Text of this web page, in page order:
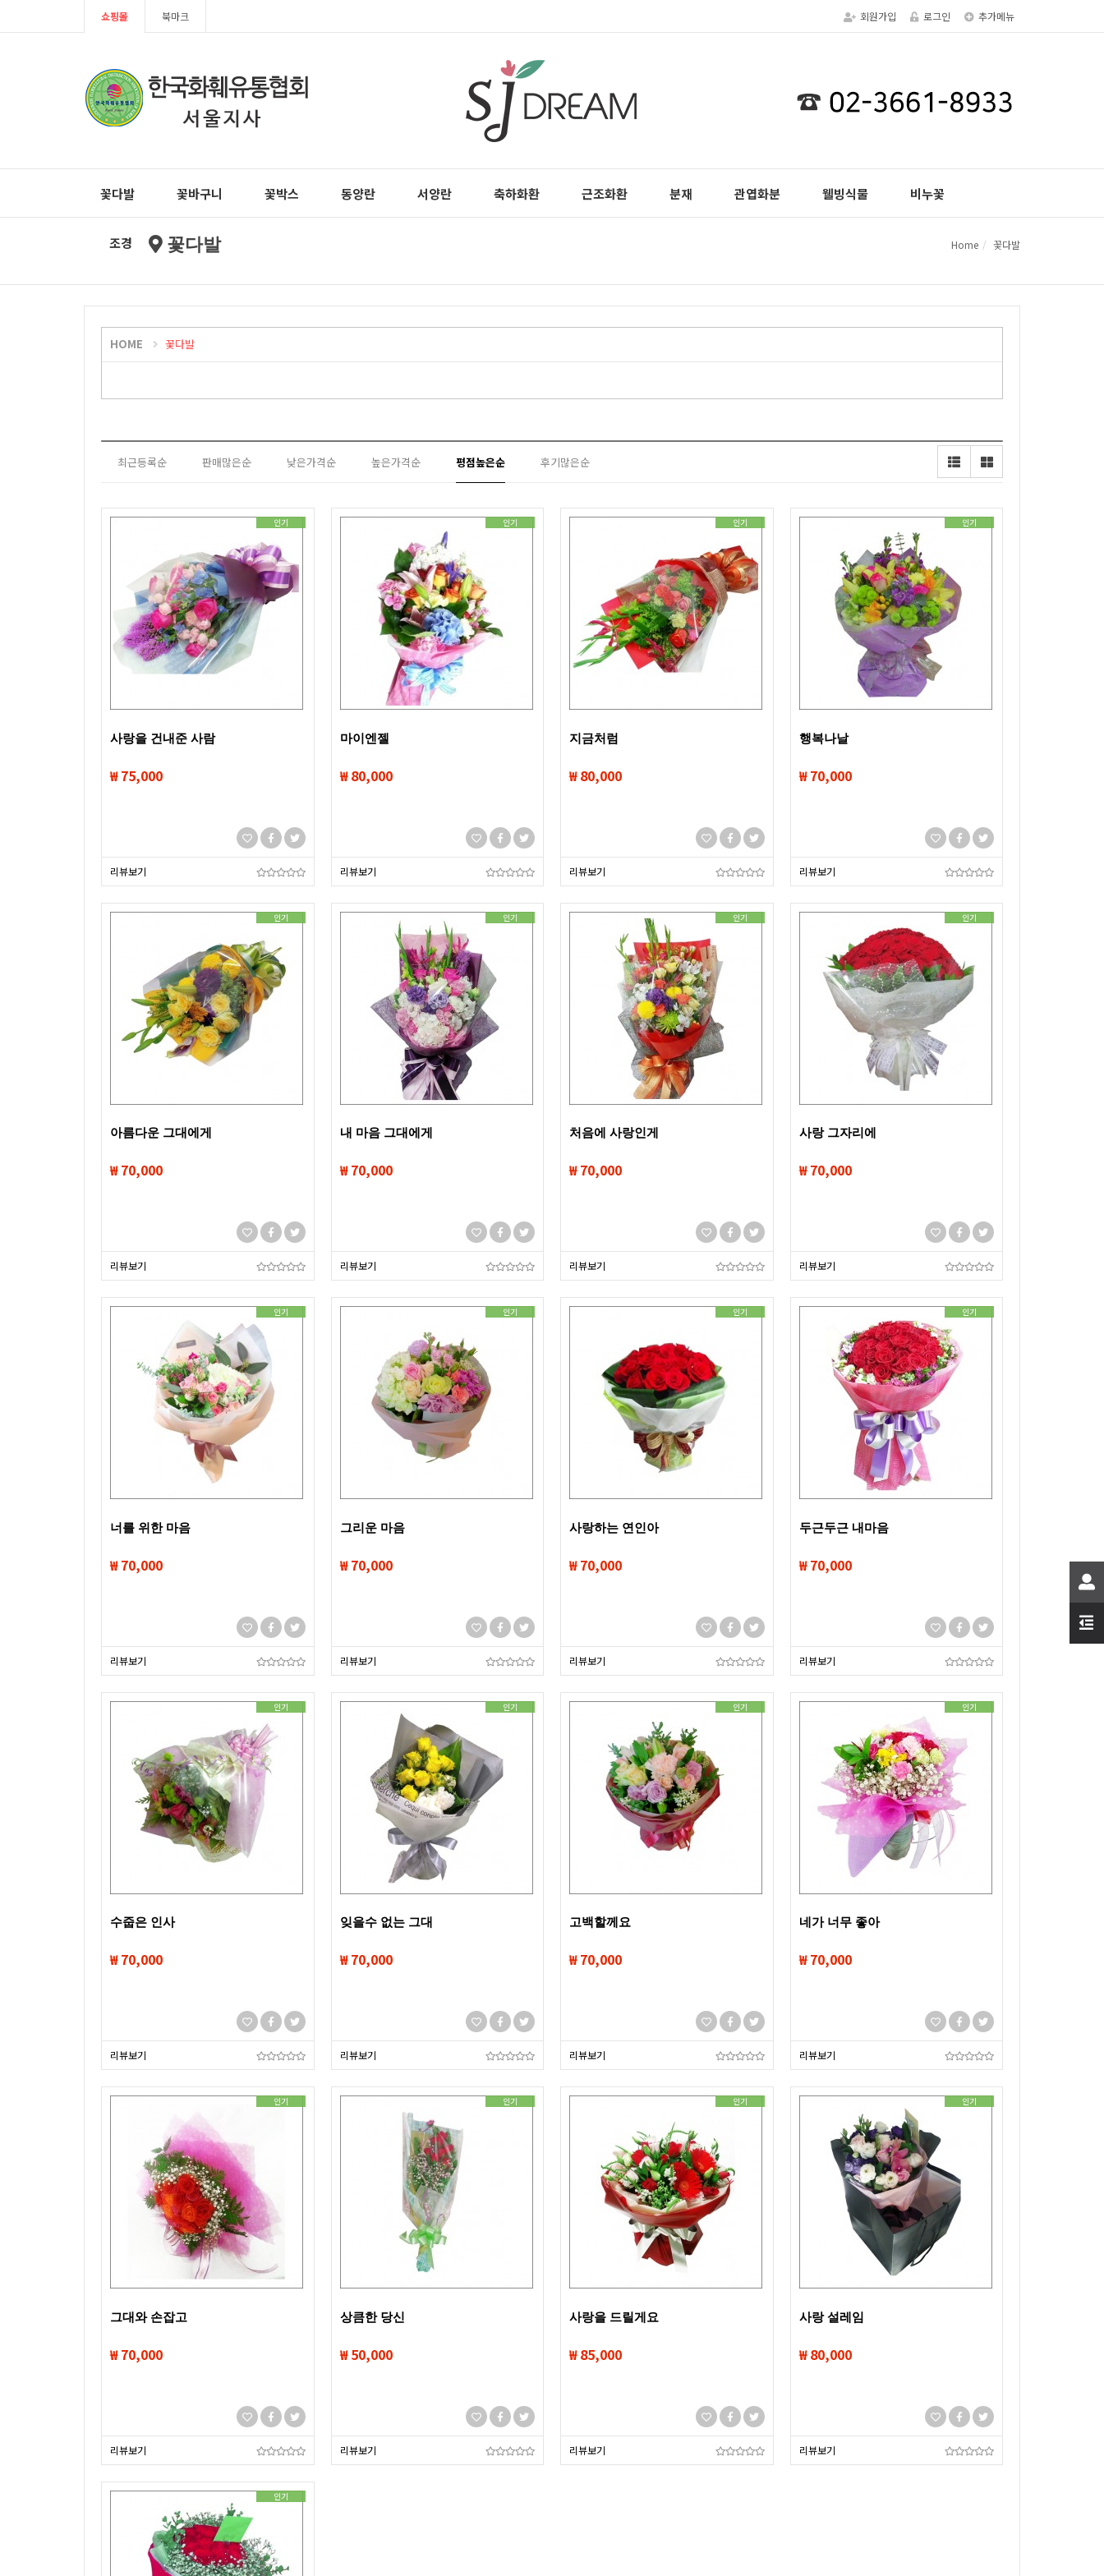
쇼핑몰 북마크 회원가입 로그인 추가메뉴
꽃다발 꽃바구니 꽃박스 동양란 서양란 축하화환 근조화환 분재 관엽화분 웰빙식물 비누꽃
조경 꽃다발 Home 꽃다발
HOME 꽃다발
최근등록순 판매많은순 낮은가격순 높은가격순 평점높은순 후기많은순
인기
사랑을 건내준 사람
₩ 75,000
리뷰보기
인기
마이엔젤
₩ 80,000
리뷰보기
인기
지금처럼
₩ 80,000
리뷰보기
인기
행복나날
₩ 70,000
리뷰보기
인기
아름다운 그대에게
₩ 70,000
리뷰보기
인기
내 마음 그대에게
₩ 70,000
리뷰보기
인기
처음에 사랑인게
₩ 70,000
리뷰보기
인기
사랑 그자리에
₩ 70,000
리뷰보기
인기
너를 위한 마음
₩ 70,000
리뷰보기
인기
그리운 마음
₩ 70,000
리뷰보기
인기
사랑하는 연인아
₩ 70,000
리뷰보기
인기
두근두근 내마음
₩ 70,000
리뷰보기
인기
수줍은 인사
₩ 70,000
리뷰보기
인기
잊을수 없는 그대
₩ 70,000
리뷰보기
인기
고백할께요
₩ 70,000
리뷰보기
인기
네가 너무 좋아
₩ 70,000
리뷰보기
인기
그대와 손잡고
₩ 70,000
리뷰보기
인기
상큼한 당신
₩ 50,000
리뷰보기
인기
사랑을 드릴게요
₩ 85,000
리뷰보기
인기
사랑 설레임
₩ 80,000
리뷰보기
인기